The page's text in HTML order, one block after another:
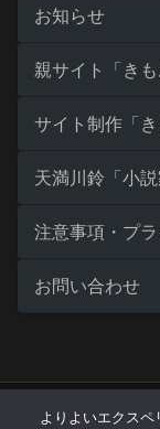
お知らせ
親サイト「きも
サイト制作「
天満川鈴「小説
注意事項・プ
お問い合わせ
Copyright ©
よりよいエクス